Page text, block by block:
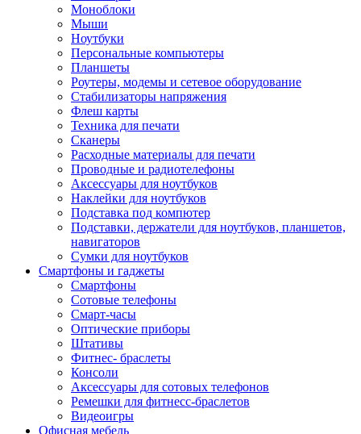
Моноблоки
Мыши
Ноутбуки
Персональные компьютеры
Планшеты
Роутеры, модемы и сетевое оборудование
Стабилизаторы напряжения
Флеш карты
Техника для печати
Сканеры
Расходные материалы для печати
Проводные и радиотелефоны
Аксессуары для ноутбуков
Наклейки для ноутбуков
Подставка под компютер
Подставки, держатели для ноутбуков, планшетов,
навигаторов
Сумки для ноутбуков
Смартфоны и гаджеты
Смартфоны
Сотовые телефоны
Смарт-часы
Оптические приборы
Штативы
Фитнес- браслеты
Консоли
Аксессуары для сотовых телефонов
Ремешки для фитнесс-браслетов
Видеоигры
Офисная мебель